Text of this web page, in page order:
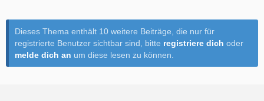
Dieses Thema enthält 10 weitere Beiträge, die nur für
registrierte Benutzer sichtbar sind, bitte registriere dich oder
melde dich an um diese lesen zu können.